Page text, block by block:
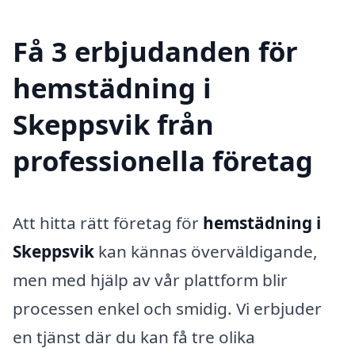
Få 3 erbjudanden för
hemstädning i
Skeppsvik från
professionella företag
Att hitta rätt företag för hemstädning i
Skeppsvik kan kännas överväldigande,
men med hjälp av vår plattform blir
processen enkel och smidig. Vi erbjuder
en tjänst där du kan få tre olika